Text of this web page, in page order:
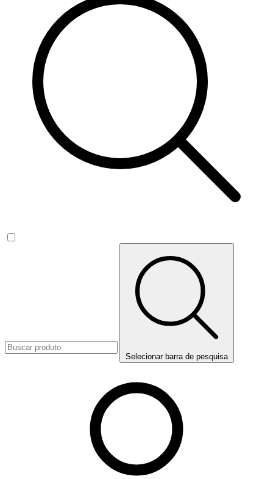
Selecionar barra de pesquisa